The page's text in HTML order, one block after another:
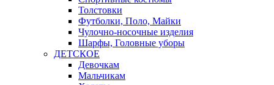
Толстовки
Футболки, Поло, Майки
Чулочно-носочные изделия
Шарфы, Головные уборы
ДЕТСКОЕ
Девочкам
Мальчикам